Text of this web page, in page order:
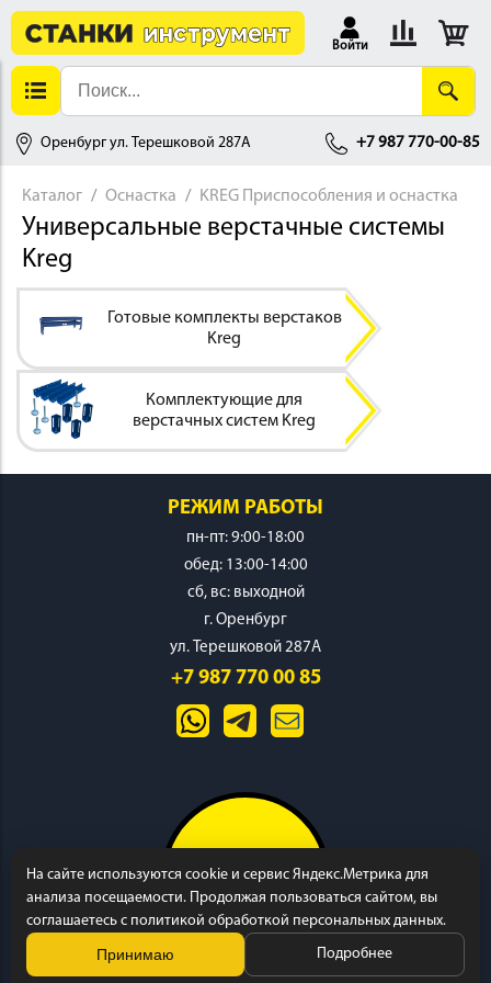
Войти
Оренбург ул. Терешковой 287А +7 987 770-00-85
ДЕРЕВООБРАБОТКА
Каталог Оснастка KREG Приспособления и оснастка
Универсальные верстачные системы
Kreg
Готовые комплекты верстаков
Kreg
Комплектующие для
верстачных систем Kreg
РЕЖИМ РАБОТЫ
пн-пт: 9:00-18:00
обед: 13:00-14:00
cб, вс: выходной
г. Оренбург
ул. Терешковой 287А
+7 987 770 00 85
На сайте используются cookie и сервис Яндекс.Метрика для
анализа посещаемости. Продолжая пользоваться сайтом, вы
соглашаетесь с политикой обработкой персональных данных.
Принимаю Подробнее